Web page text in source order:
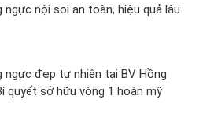
ngực nội soi an toàn, hiệu quả lâu
ngực đẹp tự nhiên tại BV Hồng
quyết sở hữu vòng 1 hoàn mỹ